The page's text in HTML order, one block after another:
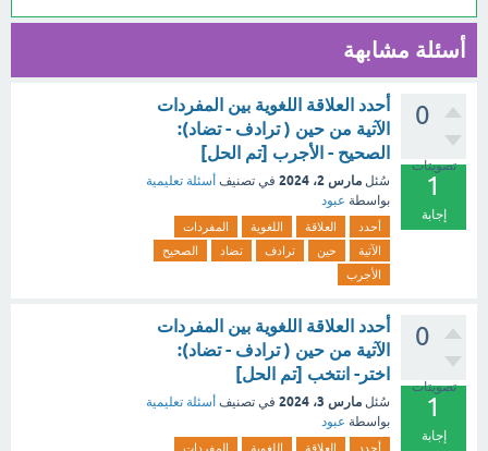
أسئلة مشابهة
0
تصويتات
1
إجابة
أحدد العلاقة اللغوية بين المفردات
الآتية من حين ( ترادف - تضاد):
الصحيح - الأجرب [تم الحل]
سُئل مارس 2، 2024 في تصنيف أسئلة تعليمية
بواسطة عبود
أحدد العلاقة اللغوية
المفردات
الآتية
حين ترادف تضاد
الصحيح
الأجرب
0
تصويتات
1
إجابة
أحدد العلاقة اللغوية بين المفردات
الآتية من حين ( ترادف - تضاد):
اختر- انتخب [تم الحل]
سُئل مارس 3، 2024 في تصنيف أسئلة تعليمية
بواسطة عبود
أحدد العلاقة اللغوية
المفردات